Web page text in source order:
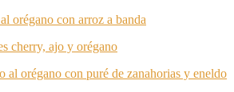
orégano con arroz a banda
cherry, ajo y orégano
al orégano con puré de zanahorias y eneldo